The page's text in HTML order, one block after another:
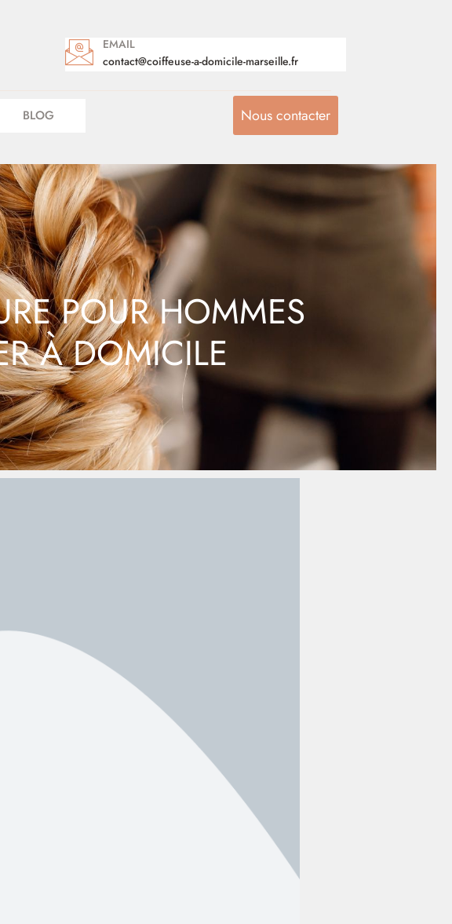
EMAIL
contact@coiffeuse-a-domicile-marseille.fr
BLOG Nous contacter
POUR HOMMES
À DOMICILE